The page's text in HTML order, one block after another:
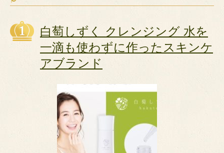
白萄しずく クレンジング 水を
一滴も使わずに作ったスキンケ
アブランド